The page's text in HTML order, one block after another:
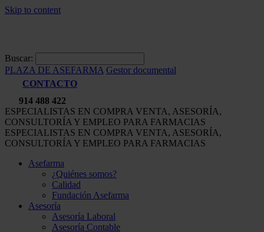
Skip to content
Buscar:
PLAZA DE ASEFARMA Gestor documental
CONTACTO
914 488 422
ESPECIALISTAS EN COMPRA VENTA, ASESORÍA,
CONSULTORÍA Y EMPLEO PARA FARMACIAS
ESPECIALISTAS EN COMPRA VENTA, ASESORÍA,
CONSULTORÍA Y EMPLEO PARA FARMACIAS
Asefarma
¿Quiénes somos?
Calidad
Fundación Asefarma
Asesoría
Asesoría Laboral
Asesoría Contable